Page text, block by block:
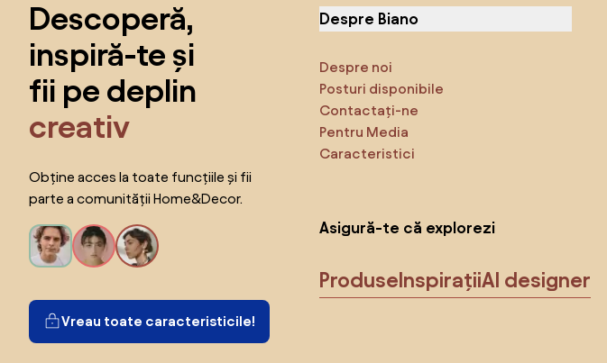
Descoperă,
inspiră-te și
fii pe deplin
creativ
Obține acces la toate funcțiile și fii
parte a comunității Home&Decor.
Vreau toate caracteristicile!
Despre Biano
Despre noi
Posturi disponibile
Contactați-ne
Pentru Media
Caracteristici
Asigură-te că explorezi
Produse InspirațiiAI designer